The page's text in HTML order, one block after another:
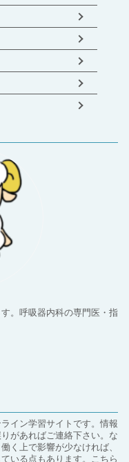
。呼吸器内科の専門医・指
イン学習サイトです。情報
があればご連絡下さい。な
く上で影響が少なければ、
いる点もあります。こちら